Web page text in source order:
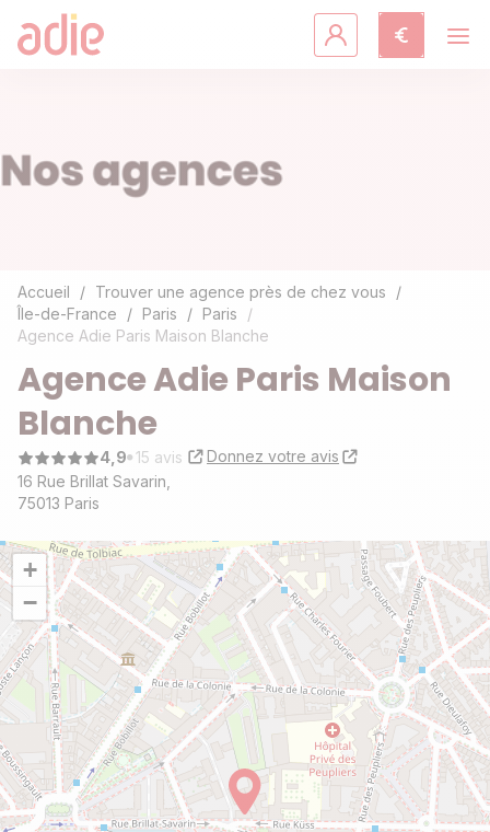
Accompagnement
Agir avec l'Adie
Découvrir l'Adie
Accueil
Trouver une agence près de chez vous
Île-de-France
Paris
Paris
Agence Adie Paris Maison Blanche
Agence Adie Paris Maison
Blanche
4,9 15 avis
Donnez votre avis
16 Rue Brillat Savarin,
75013 Paris
+
−